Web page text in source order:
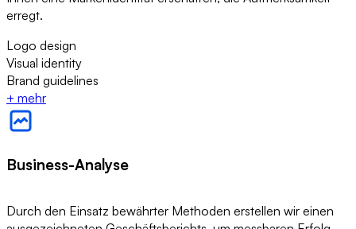
erregt.
Logo design
Visual identity
Brand guidelines
+ mehr
Business-Analyse
Durch den Einsatz bewährter Methoden erstellen wir einen